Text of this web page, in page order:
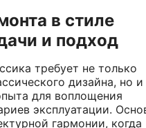
в стиле
и подход
требует не только
дизайна, но и
для воплощения
эксплуатации.
гармонии, когда